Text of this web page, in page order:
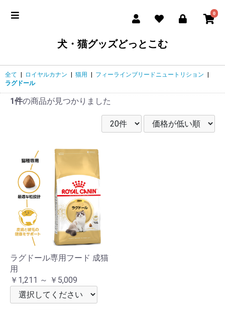
0
犬・猫グッズどっとこむ
全て ロイヤルカナン 猫用 フィーラインブリードニュートリション
ラグドール
1件の商品が見つかりました
ラグドール専用フード 成猫
用
￥1,211 ～ ￥5,009